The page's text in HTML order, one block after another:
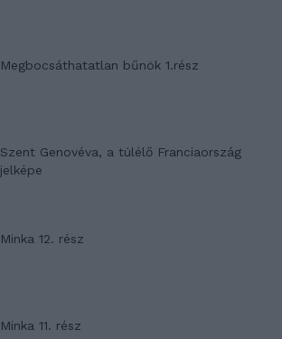
Megbocsáthatatlan bűnök 1.rész
Szent Genovéva, a túlélő Franciaország
jelképe
Minka 12. rész
Minka 11. rész